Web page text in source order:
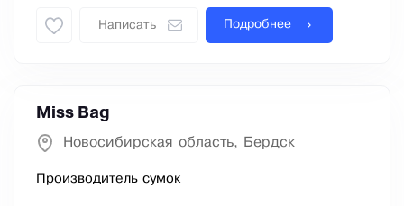
Написать Подробнее
Miss Bag
Новосибирская область, Бердск
Производитель сумок